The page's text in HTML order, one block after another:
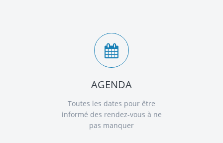
AGENDA
Toutes les dates pour être
informé des rendez-vous à ne
pas manquer